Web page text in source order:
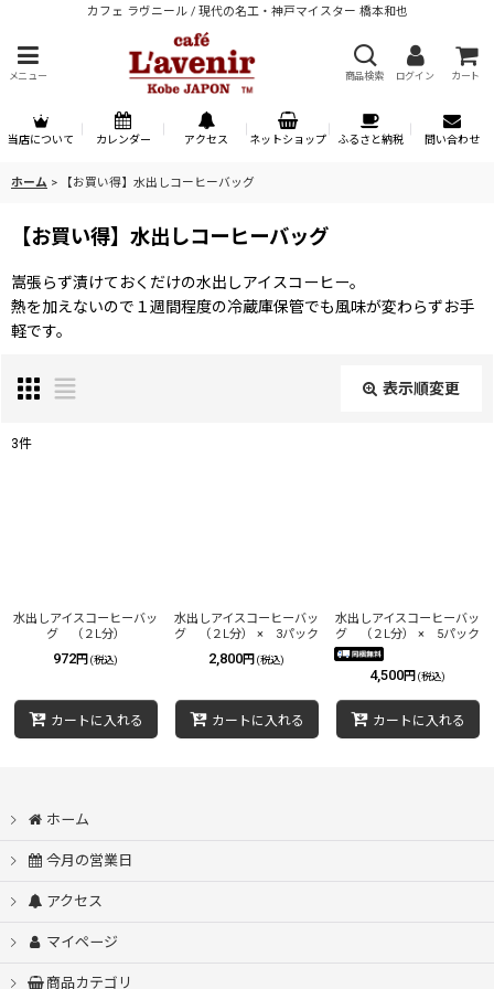
カフェ ラヴニール / 現代の名工・神戸マイスター 橋本和也
メニュー 商品検索 ログイン カート
当店について カレンダー アクセス ネットショップ ふるさと納税 問い合わせ
ホーム > 【お買い得】水出しコーヒーバッグ
【お買い得】水出しコーヒーバッグ
嵩張らず漬けておくだけの水出しアイスコーヒー。
熱を加えないので１週間程度の冷蔵庫保管でも風味が変わらずお手
軽です。
表示順変更
絞り込む
3件
水出しアイスコーヒーバッ
グ （２L分）
972円 (税込)
カートに入れる
水出しアイスコーヒーバッ
グ （２L分） × 3パック
2,800円 (税込)
カートに入れる
水出しアイスコーヒーバッ
グ （２L分） × 5パック
4,500円 (税込)
カートに入れる
ホーム
今月の営業日
アクセス
マイページ
商品カテゴリ